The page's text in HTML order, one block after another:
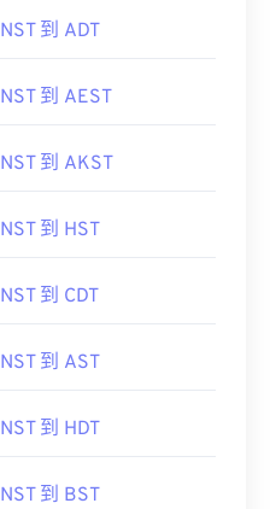
NST 到 ADT
NST 到 AEST
NST 到 AKST
NST 到 HST
NST 到 CDT
NST 到 AST
NST 到 HDT
NST 到 BST